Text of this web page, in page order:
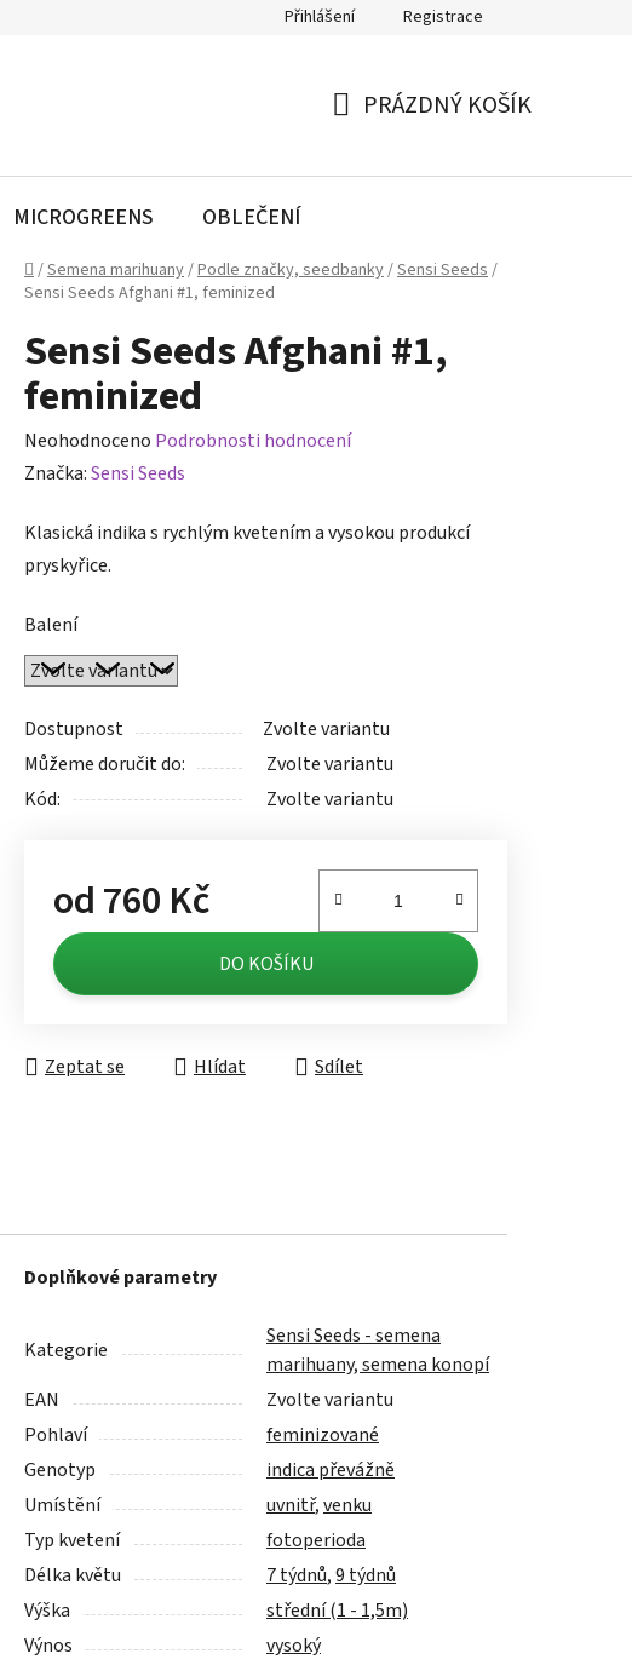
Přihlášení Registrace
PRÁZDNÝ KOŠÍK
MICROGREENS OBLEČENÍ
Domů
/Semena marihuany/Podle značky, seedbanky/Sensi Seeds/
Sensi Seeds Afghani #1, feminized
Sensi Seeds Afghani #1,
feminized
Průměrné
hodnocení
je
0,0
5
hvězdiček.
Neohodnoceno Podrobnosti hodnocení
Značka:Sensi Seeds
Klasická indika s rychlým kvetením a vysokou produkcí
pryskyřice.
Balení
Dostupnost
Zvolte variantu
Můžeme doručit do:
Zvolte variantu
Kód:
Zvolte variantu
od760 Kč
Měrná cena:
DO KOŠÍKU
Zeptat se Hlídat Sdílet
Doplňkové parametry
Kategorie
Sensi Seeds - semena
marihuany, semena konopí
EAN
Zvolte variantu
Pohlaví
feminizované
Genotyp
indica převážně
Umístění
uvnitř,venku
Typ kvetení
fotoperioda
Délka květu
7 týdnů,9 týdnů
Výška
střední (1 - 1,5m)
Výnos
vysoký